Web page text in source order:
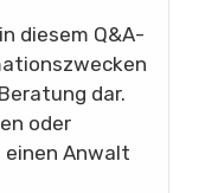
diesem Q&A-
dar.
oder
einen Anwalt